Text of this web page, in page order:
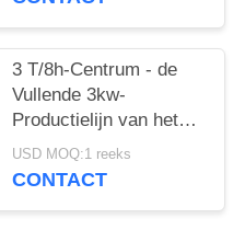
3 T/8h-Centrum - de
Vullende 3kw-
Productielijn van het
Melksuikergoed
USD MOQ:1 reeks
CONTACT